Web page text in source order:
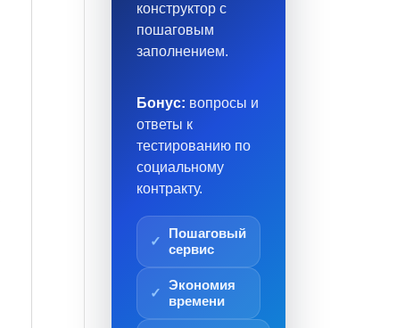
конструктор с
пошаговым
заполнением.
Бонус: вопросы и
ответы к
тестированию по
социальному
контракту.
Пошаговый
сервис
Экономия
времени